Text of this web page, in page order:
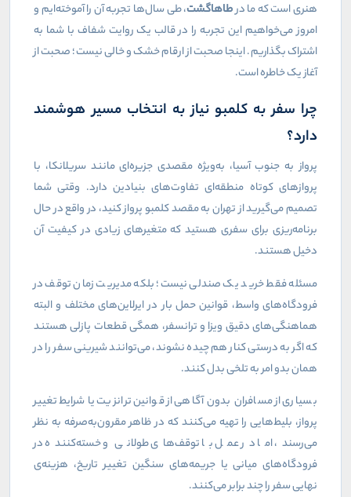
هنری است که ما درطاهاگشت، طی سال‌ها تجربه آن را آموخته‌ایم و
امروز می‌خواهیم این تجربه را در قالب یک روایت شفاف با شما به
اشتراک بگذاریم. اینجا صحبت از ارقام خشک و خالی نیست؛ صحبت از
آغاز یک خاطره است.
چرا سفر به کلمبو نیاز به انتخاب مسیر هوشمند
دارد؟
پرواز به جنوب آسیا، به‌ویژه مقصدی جزیره‌ای مانند سریلانکا، با
پروازهای کوتاه منطقه‌ای تفاوت‌های بنیادین دارد. وقتی شما
تصمیم می‌گیرید از تهران به مقصد کلمبو پرواز کنید، در واقع در حال
برنامه‌ریزی برای سفری هستید که متغیرهای زیادی در کیفیت آن
دخیل هستند.
مسئله فقط خرید یک صندلی نیست؛ بلکه مدیریت زمان توقف در
فرودگاه‌های واسط، قوانین حمل بار در ایرلاین‌های مختلف و البته
هماهنگی‌های دقیق ویزا و ترانسفر، همگی قطعات پازلی هستند
که اگر به درستی کنار هم چیده نشوند، می‌توانند شیرینی سفر را در
همان بدو امر به تلخی بدل کنند.
بسیاری از مسافران بدون آگاهی از قوانین ترانزیت یا شرایط تغییر
پرواز، بلیط‌هایی را تهیه می‌کنند که در ظاهر مقرون‌به‌صرفه به نظر
می‌رسند، اما در عمل با توقف‌های طولانی و خسته‌کننده در
فرودگاه‌های میانی یا جریمه‌های سنگین تغییر تاریخ، هزینه‌ی
نهایی سفر را چند برابر می‌کنند.